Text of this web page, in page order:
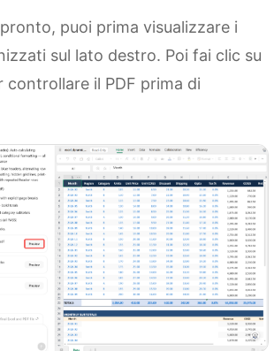
puoi prima visualizzare i
sul lato destro. Poi fai clic su
controllare il PDF prima di